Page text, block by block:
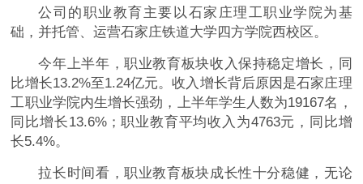
公司的职业教育主要以石家庄理工职业学院为基
础，并托管、运营石家庄铁道大学四方学院西校区。
今年上半年，职业教育板块收入保持稳定增长，同
比增长13.2%至1.24亿元。收入增长背后原因是石家庄理
工职业学院内生增长强劲，上半年学生人数为19167名，
同比增长13.6%；职业教育平均收入为4763元，同比增
长5.4%。
拉长时间看，职业教育板块成长性十分稳健，无论